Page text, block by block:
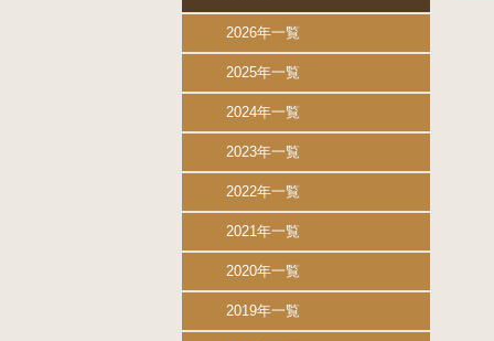
2026年一覧
2025年一覧
2024年一覧
2023年一覧
2022年一覧
2021年一覧
2020年一覧
2019年一覧